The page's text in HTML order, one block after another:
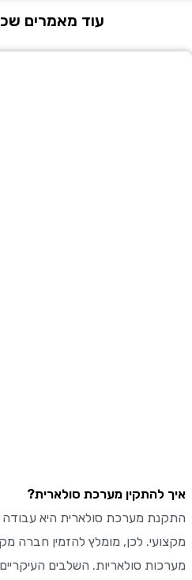
עוד מאמרים
איך להתקין מערכת סולארית?
התקנת מערכת סולארית היא עבודה
מקצועי. לכן, מומלץ להזמין חברה
מערכות סולאריות. השלבים